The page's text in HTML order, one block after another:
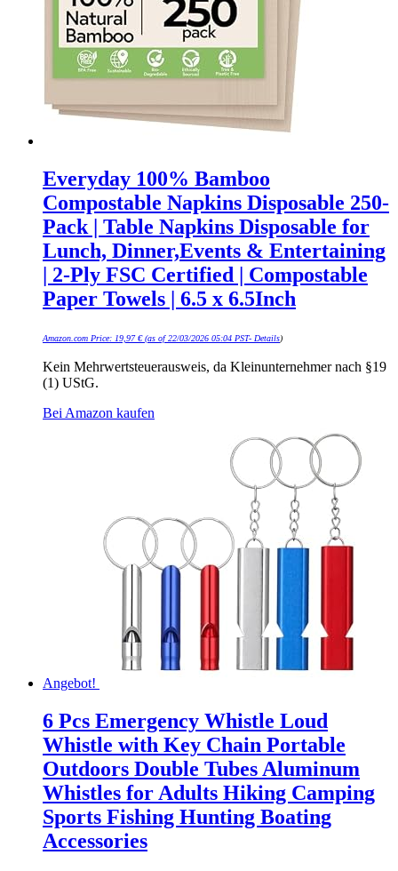
Everyday 100% Bamboo
Compostable Napkins Disposable 250-
Pack | Table Napkins Disposable for
Lunch, Dinner,Events & Entertaining
| 2-Ply FSC Certified | Compostable
Paper Towels | 6.5 x 6.5Inch
Amazon.com Price: 19,97€(as of 22/03/2026 05:04 PST- Details)
Kein Mehrwertsteuerausweis, da Kleinunternehmer nach §19
(1) UStG.
Bei Amazon kaufen
Angebot!
6 Pcs Emergency Whistle Loud
Whistle with Key Chain Portable
Outdoors Double Tubes Aluminum
Whistles for Adults Hiking Camping
Sports Fishing Hunting Boating
Accessories